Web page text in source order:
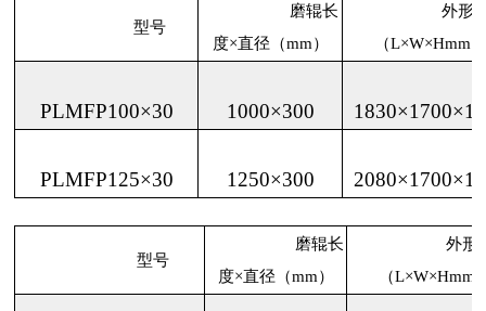
型号
磨辊长
度×直径（mm）
外形尺
（L×W×Hmm）
PLMFP100×30 1000×300
PLMFP125×30 1250×300
型号
磨辊长
度×直径（mm）
外形尺
（L×W×Hmm